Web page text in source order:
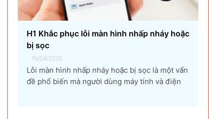
H1 Khắc phục lỗi màn hình nhấp nháy hoặc
bị sọc
15/04/2026
Lỗi màn hình nhấp nháy hoặc bị sọc là một vấn
đề phổ biến mà người dùng máy tính và điện